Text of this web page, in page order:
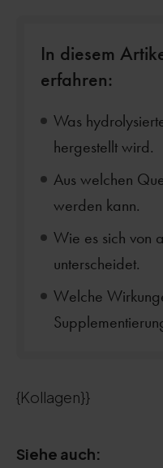
In diesem
erfahren:
Was
hergestellt wird.
Aus welchen
werden kann.
Wie es sich von
unterscheidet.
Welche
{Kollagen}}
Siehe auch: